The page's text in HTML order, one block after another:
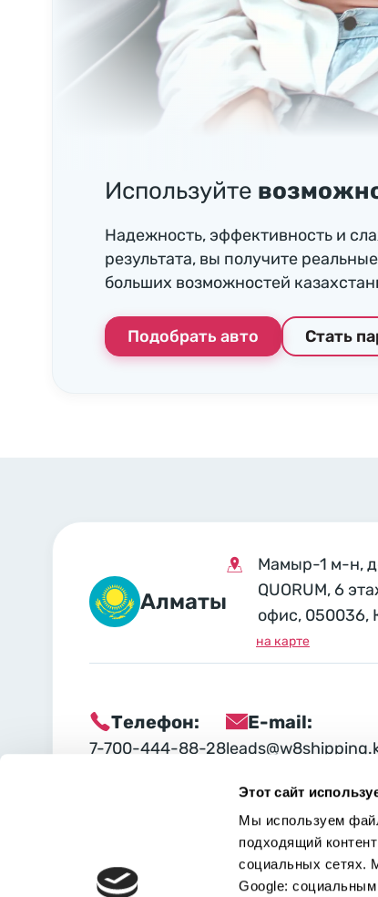
Этот сайт
Мы используем
подходящий
социальных сетях.
Google:
Используйте
Надежность, эффективность и
результата, вы получите
больших возможностей
Подобрать авто Стать
Алматы
Мамыр-1 м-н,
QUORUM, 6
офис, 050036,
на карте
Телефон:
7-700-444-88-28
E-mail:
Социальные сети: